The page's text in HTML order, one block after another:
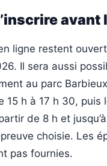
avant
ligne restent
Il sera aussi
au parc
15 h à 17 h 30, puis
de 8 h et
choisie. Les
pas fournies.